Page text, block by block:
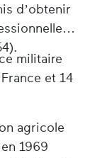
d’obtenir
militaire
et 14
agricole
1969